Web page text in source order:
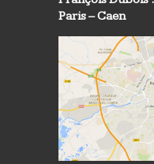
Paris – Caen